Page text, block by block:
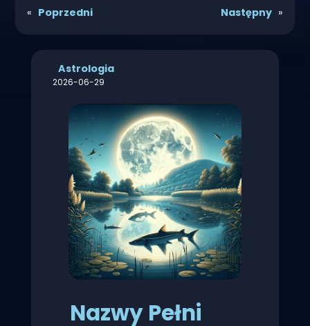
« Poprzedni Następny »
Astrologia
2026-06-29
Nazwy Pełni